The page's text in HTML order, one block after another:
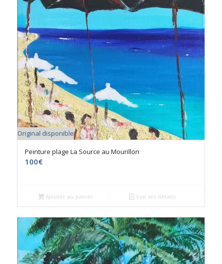
Original disponible
Peinture plage La Source au Mourillon
100€
Ajouter au panier Voir les détails